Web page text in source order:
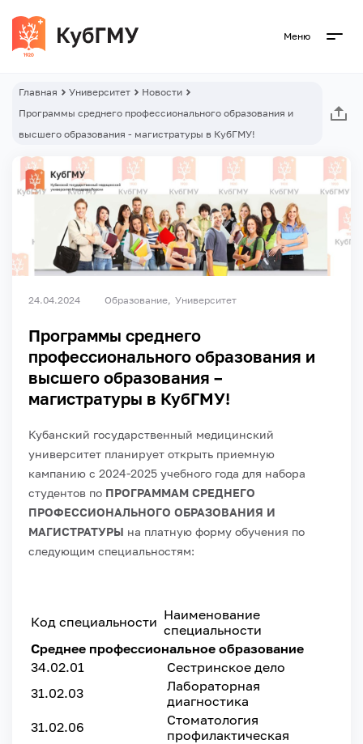
Меню
Главная Университет
Новости
Программы среднего профессионального образования и
высшего образования - магистратуры в КубГМУ!
24.04.2024 Образование Университет
Программы среднего
профессионального образования и
высшего образования –
магистратуры в КубГМУ!
Кубанский государственный медицинский
университет планирует открыть приемную
кампанию с 2024-2025 учебного года для набора
студентов по ПРОГРАММАМ СРЕДНЕГО
ПРОФЕССИОНАЛЬНОГО ОБРАЗОВАНИЯ И
МАГИСТРАТУРЫ на платную форму обучения по
следующим специальностям:
Код специальности Наименование
специальности
Среднее профессиональное образование
34.02.01
Сестринское дело
31.02.03
Лабораторная
диагностика
31.02.06
Стоматология
профилактическая